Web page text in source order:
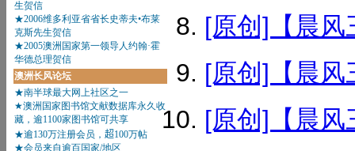
[原创]【晨风
[原创]【晨风
[原创]【晨风